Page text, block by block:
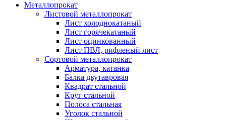
Металлопрокат
Листовой металлопрокат
Лист холоднокатаный
Лист горячекатаный
Лист оцинкованный
Лист ПВЛ, рифленый лист
Сортовой металлопрокат
Арматура, катанка
Балка двутавровая
Квадрат стальной
Круг стальной
Полоса стальная
Уголок стальной